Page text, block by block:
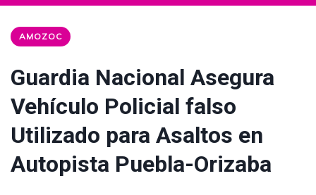
AMOZOC
Guardia Nacional Asegura
Vehículo Policial falso
Utilizado para Asaltos en
Autopista Puebla-Orizaba